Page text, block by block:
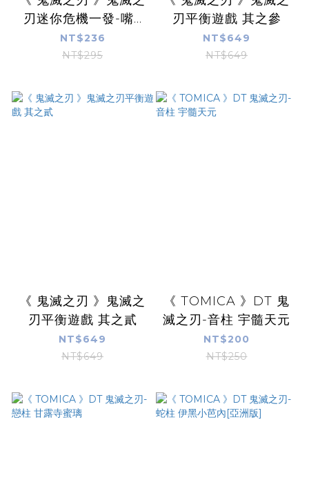
刃迷你危機一發-嘴...
NT$236
NT$295
刃平衡遊戲 其之參
NT$649
NT$649
《 鬼滅之刃 》鬼滅之
刃平衡遊戲 其之貳
NT$649
NT$649
《 TOMICA 》DT 鬼
滅之刃-音柱 宇髓天元
NT$200
NT$250